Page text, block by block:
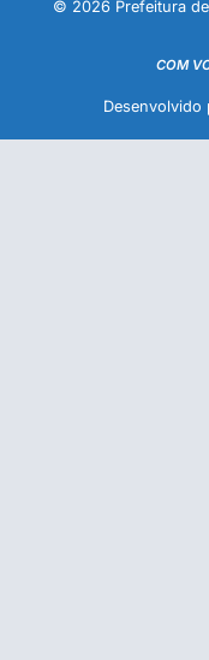
© 2026 Prefeitura
COM
Desenvolvido